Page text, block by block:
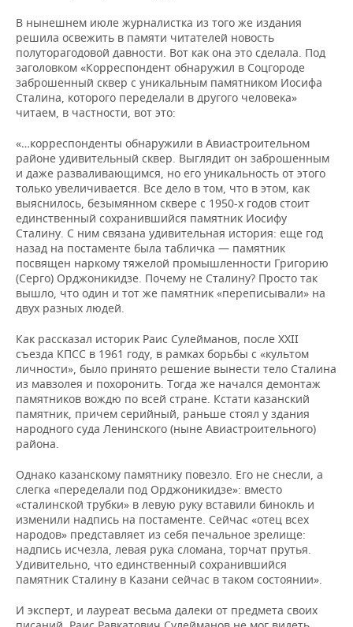
В нынешнем июле журналистка из того же издания
решила освежить в памяти читателей новость
полуторагодовой давности. Вот как она это сделала. Под
заголовком «Корреспондент обнаружил в Соцгороде
заброшенный сквер с уникальным памятником Иосифа
Сталина, которого переделали в другого человека»
читаем, в частности, вот это:
«…корреспонденты обнаружили в Авиастроительном
районе удивительный сквер. Выглядит он заброшенным
и даже разваливающимся, но его уникальность от этого
только увеличивается. Все дело в том, что в этом, как
выяснилось, безымянном сквере с 1950-х годов стоит
единственный сохранившийся памятник Иосифу
Сталину. С ним связана удивительная история: еще год
назад на постаменте была табличка — памятник
посвящен наркому тяжелой промышленности Григорию
(Серго) Орджоникидзе. Почему не Сталину? Просто так
вышло, что один и тот же памятник «переписывали» на
двух разных людей.
Как рассказал историк Раис Сулейманов, после XXII
съезда КПСС в 1961 году, в рамках борьбы с «культом
личности», было принято решение вынести тело Сталина
из мавзолея и похоронить. Тогда же начался демонтаж
памятников вождю по всей стране. Кстати казанский
памятник, причем серийный, раньше стоял у здания
народного суда Ленинского (ныне Авиастроительного)
района.
Однако казанскому памятнику повезло. Его не снесли, а
слегка «переделали под Орджоникидзе»: вместо
«сталинской трубки» в левую руку вставили бинокль и
изменили надпись на постаменте. Сейчас «отец всех
народов» представляет из себя печальное зрелище:
надпись исчезла, левая рука сломана, торчат прутья.
Удивительно, что единственный сохранившийся
памятник Сталину в Казани сейчас в таком состоянии».
И эксперт, и лауреат весьма далеки от предмета своих